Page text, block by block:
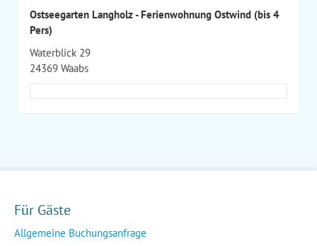
Ostseegarten Langholz - Ferienwohnung Ostwind (bis 4
Pers)
Waterblick 29
24369 Waabs
Für Gäste
Allgemeine Buchungsanfrage